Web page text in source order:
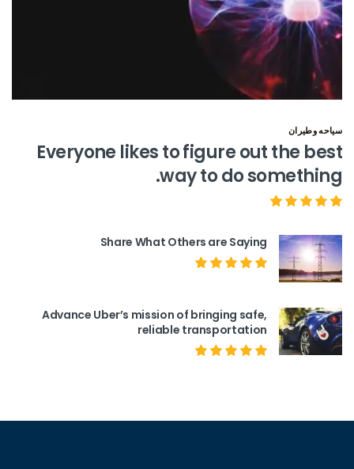
سياحه وطيران
Everyone likes to figure out the best
way to do something.
Share What Others are Saying
Advance Uber’s mission of bringing safe,
reliable transportation